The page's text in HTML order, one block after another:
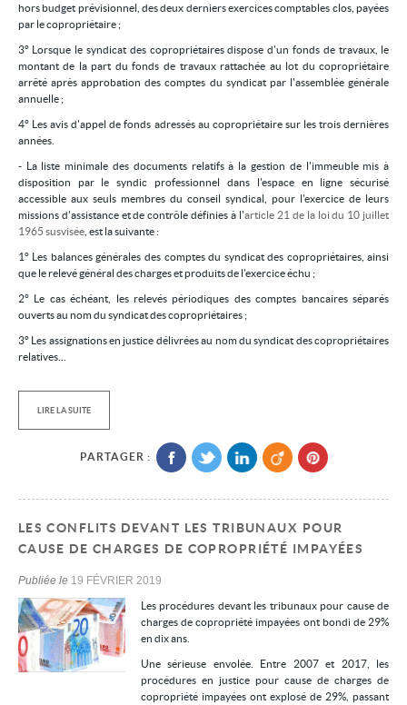
hors budget prévisionnel, des deux derniers exercices comptables clos, payées
par le copropriétaire ;
3° Lorsque le syndicat des copropriétaires dispose d'un fonds de travaux, le
montant de la part du fonds de travaux rattachée au lot du copropriétaire
arrêté après approbation des comptes du syndicat par l'assemblée générale
annuelle ;
4° Les avis d'appel de fonds adressés au copropriétaire sur les trois dernières
années.
- La liste minimale des documents relatifs à la gestion de l'immeuble mis à
disposition par le syndic professionnel dans l'espace en ligne sécurisé
accessible aux seuls membres du conseil syndical, pour l'exercice de leurs
missions d'assistance et de contrôle définies à l'article 21 de la loi du 10 juillet
1965 susvisée, est la suivante :
1° Les balances générales des comptes du syndicat des copropriétaires, ainsi
que le relevé général des charges et produits de l'exercice échu ;
2° Le cas échéant, les relevés périodiques des comptes bancaires séparés
ouverts au nom du syndicat des copropriétaires ;
3° Les assignations en justice délivrées au nom du syndicat des copropriétaires
relatives...
LIRE LA SUITE
PARTAGER :
LES CONFLITS DEVANT LES TRIBUNAUX POUR
CAUSE DE CHARGES DE COPROPRIÉTÉ IMPAYÉES
Publiée le 19 FÉVRIER 2019
Les procédures devant les tribunaux pour cause de
charges de copropriété impayées ont bondi de 29%
en dix ans.
Une sérieuse envolée. Entre 2007 et 2017, les
procédures en justice pour cause de charges de
copropriété impayées ont explosé de 29%, passant